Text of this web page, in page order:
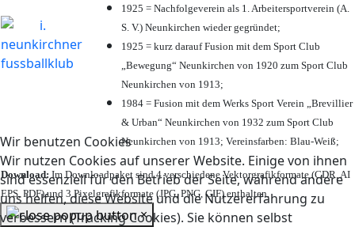
Wir benutzen Cookies
Wir nutzen Cookies auf unserer Website. Einige von ihnen
sind essenziell für den Betrieb der Seite, während andere
uns helfen, diese Website und die Nutzererfahrung zu
verbessern (Tracking Cookies). Sie können selbst
1925 = Nachfolgeverein als 1. Arbeitersportverein (A.
S. V.) Neunkirchen wieder gegründet;
1925 = kurz darauf Fusion mit dem Sport Club
„Bewegung“ Neunkirchen von 1920 zum Sport Club
Neunkirchen von 1913;
1984 = Fusion mit dem Werks Sport Verein „Brevillier
& Urban“ Neunkirchen von 1932 zum Sport Club
Neunkirchen von 1913; Vereinsfarben: Blau-Weiß;
Download: Im Downloadpaket sind 4 verschiedene Vektorgrafikformate (CDR, AI
EPS, PDF) und 3 Pixelgrafikformate (JPG, PNG, GIF) enthalten.
×